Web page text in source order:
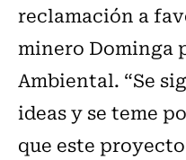
reclamación a
minero Dominga
Ambiental. “Se
ideas y se teme
que este